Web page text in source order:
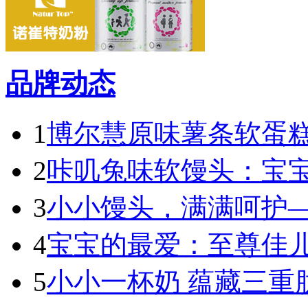
品牌动态
1博尔慧原味薯条软蛋
2咔叽兔味软馒头：宝
3小小馒头，满满呵
4宝宝的最爱：至尊佳
5小小一杯奶 蕴藏三